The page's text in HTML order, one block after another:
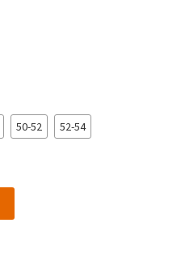
50-52 52-54